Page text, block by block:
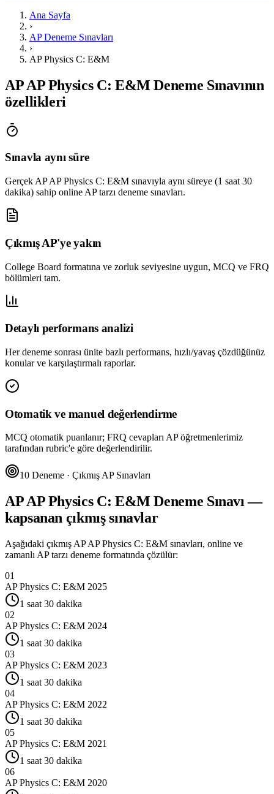
Ana Sayfa
›
AP Deneme Sınavları
›
AP Physics C: E&M
APAP Physics C: E&M Deneme Sınavının
özellikleri
Sınavla aynı süre
Gerçek AP AP Physics C: E&M sınavıyla aynı süreye (1 saat 30
dakika) sahip online AP tarzı deneme sınavları.
Çıkmış AP'ye yakın
College Board formatına ve zorluk seviyesine uygun, MCQ ve FRQ
bölümleri tam.
Detaylı performans analizi
Her deneme sonrası ünite bazlı performans, hızlı/yavaş çözdüğünüz
konular ve karşılaştırmalı raporlar.
Otomatik ve manuel değerlendirme
MCQ otomatik puanlanır; FRQ cevapları AP öğretmenlerimiz
tarafından rubric'e göre değerlendirilir.
10 Deneme · Çıkmış AP Sınavları
APAP Physics C: E&M Deneme Sınavı —
kapsanan çıkmış sınavlar
Aşağıdaki çıkmış APAP Physics C: E&M sınavları, online ve
zamanlı AP tarzı deneme formatında çözülür:
01
AP Physics C: E&M 2025
1 saat 30 dakika
02
AP Physics C: E&M 2024
1 saat 30 dakika
03
AP Physics C: E&M 2023
1 saat 30 dakika
04
AP Physics C: E&M 2022
1 saat 30 dakika
05
AP Physics C: E&M 2021
1 saat 30 dakika
06
AP Physics C: E&M 2020